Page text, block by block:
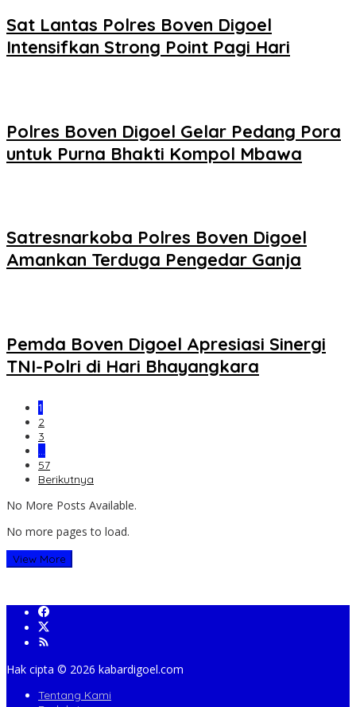
Sat Lantas Polres Boven Digoel
Intensifkan Strong Point Pagi Hari
Polres Boven Digoel Gelar Pedang Pora
untuk Purna Bhakti Kompol Mbawa
Satresnarkoba Polres Boven Digoel
Amankan Terduga Pengedar Ganja
Pemda Boven Digoel Apresiasi Sinergi
TNI-Polri di Hari Bhayangkara
1
2
3
…
57
Berikutnya
No More Posts Available.
No more pages to load.
View More
Hak cipta ©️ 2026 kabardigoel.com
Tentang Kami